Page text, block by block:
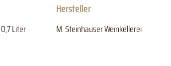
Liter
Hersteller
M. Steinhauser Weinkellerei